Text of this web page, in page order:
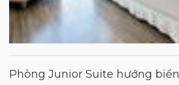
Phòng Junior Suite hướng biển